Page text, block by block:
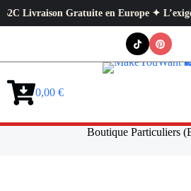
Gratuite en Europe ✦
Panier0,00 €
Boutique Particuliers